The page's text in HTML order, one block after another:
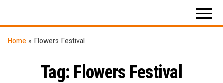
Home » Flowers Festival
Tag: Flowers Festival